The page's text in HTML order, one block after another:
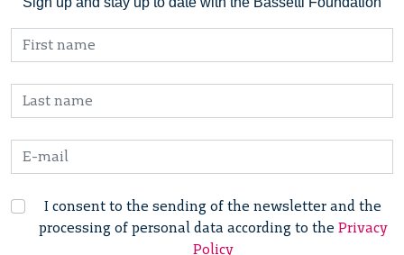
I consent to the sending of the newsletter and the
processing of personal data according to the Privacy
Policy